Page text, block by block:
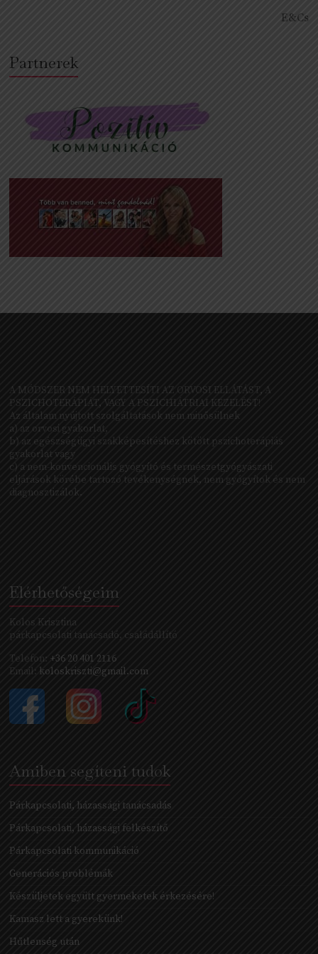
E&Cs
Partnerek
A MÓDSZER NEM HELYETTESÍTI AZ ORVOSI ELLÁTÁST, A
PSZICHOTERÁPIÁT, VAGY A PSZICHIÁTRIAI KEZELÉST!
Az általam nyújtott szolgáltatások nem minősülnek
a) az orvosi gyakorlat,
b) az egészségügyi szakképesítéshez kötött pszichoterápiás
gyakorlat vagy
c) a nem-konvencionális gyógyító és természetgyógyászati
eljárások körébe tartozó tevékenységnek, nem gyógyítok és nem
diagnosztizálok.
Elérhetőségeim
Kolos Krisztina
párkapcsolati tanácsadó, családállító
Telefon: +36 20 401 2116
Email: koloskriszti@gmail.com
Amiben segíteni tudok
Párkapcsolati, házassági tanácsadás
Párkapcsolati, házassági felkészítő
Párkapcsolati kommunikáció
Generációs problémák
Készüljetek együtt gyermeketek érkezésére!
Kamasz lett a gyerekünk!
Hűtlenség után